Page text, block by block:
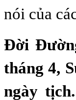
nói của
Đời
tháng 4,
ngày